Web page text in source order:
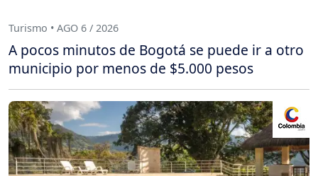
Turismo • AGO 6 / 2026
A pocos minutos de Bogotá se puede ir a otro
municipio por menos de $5.000 pesos